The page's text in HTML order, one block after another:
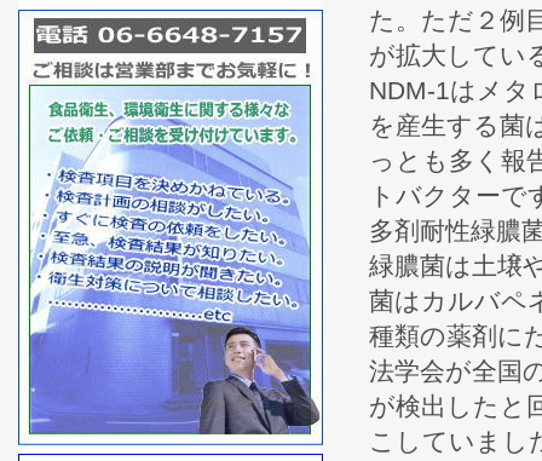
た。ただ２例
が拡大してい
NDM-1はメタ
を産生する菌
っとも多く報
トバクターで
多剤耐性緑膿
緑膿菌は土壌
菌はカルバペ
種類の薬剤に
法学会が全国
が検出したと
こしていまし